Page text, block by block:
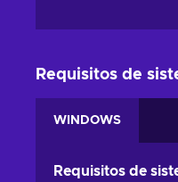
Requisitos de
WINDOWS
Requisitos de